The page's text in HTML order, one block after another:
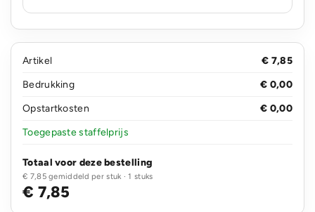
Artikel
€ 7,85
Bedrukking
€ 0,00
Opstartkosten
€ 0,00
Toegepaste staffelprijs
Totaal voor deze bestelling
€ 7,85 gemiddeld per stuk · 1 stuks
€ 7,85